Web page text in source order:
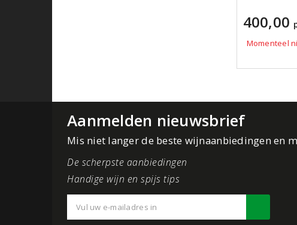
400,00
Momenteel
Aanmelden nieuwsbrief
Mis niet langer de beste wijnaanbiedingen en
De scherpste aanbiedingen
Handige wijn en spijs tips